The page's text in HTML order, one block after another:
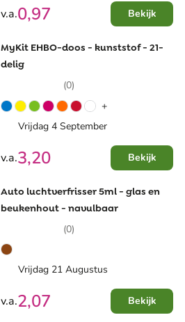
v.a.0,97 Bekijk
MyKit EHBO-doos - kunststof - 21-
delig
(0)
+
Vrijdag 4 September
v.a.3,20 Bekijk
Auto luchtverfrisser 5ml - glas en
beukenhout - navulbaar
(0)
Vrijdag 21 Augustus
v.a.2,07 Bekijk